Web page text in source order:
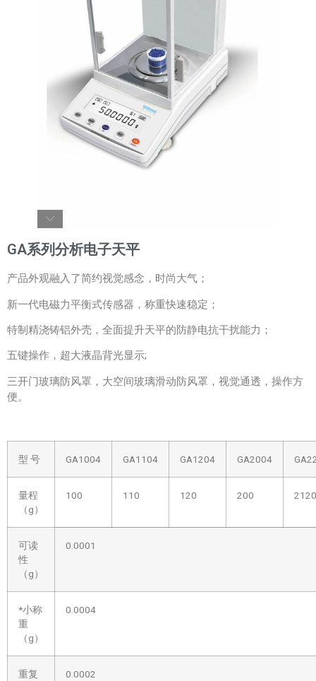
GA系列分析电子天平
产品外观融入了简约视觉感念，时尚大气；
新一代电磁力平衡式传感器，称重快速稳定；
特制精浇铸铝外壳，全面提升天平的防静电抗干扰能力；
五键操作，超大液晶背光显示;
三开门玻璃防风罩，大空间玻璃滑动防风罩，视觉通透，操作方
便。
型 号 GA1004 GA1104 GA1204 GA2004
量程
（g）
100 110 120 200 2120
可读
性
（g）
0.0001
*小称
重
（g）
0.0004
重复
0.0002